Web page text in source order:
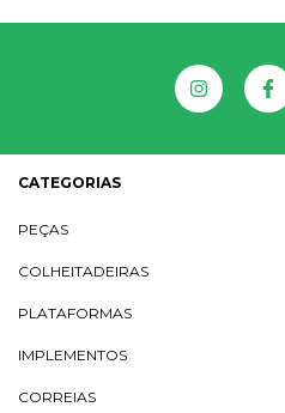
CATEGORIAS
PEÇAS
COLHEITADEIRAS
PLATAFORMAS
IMPLEMENTOS
CORREIAS